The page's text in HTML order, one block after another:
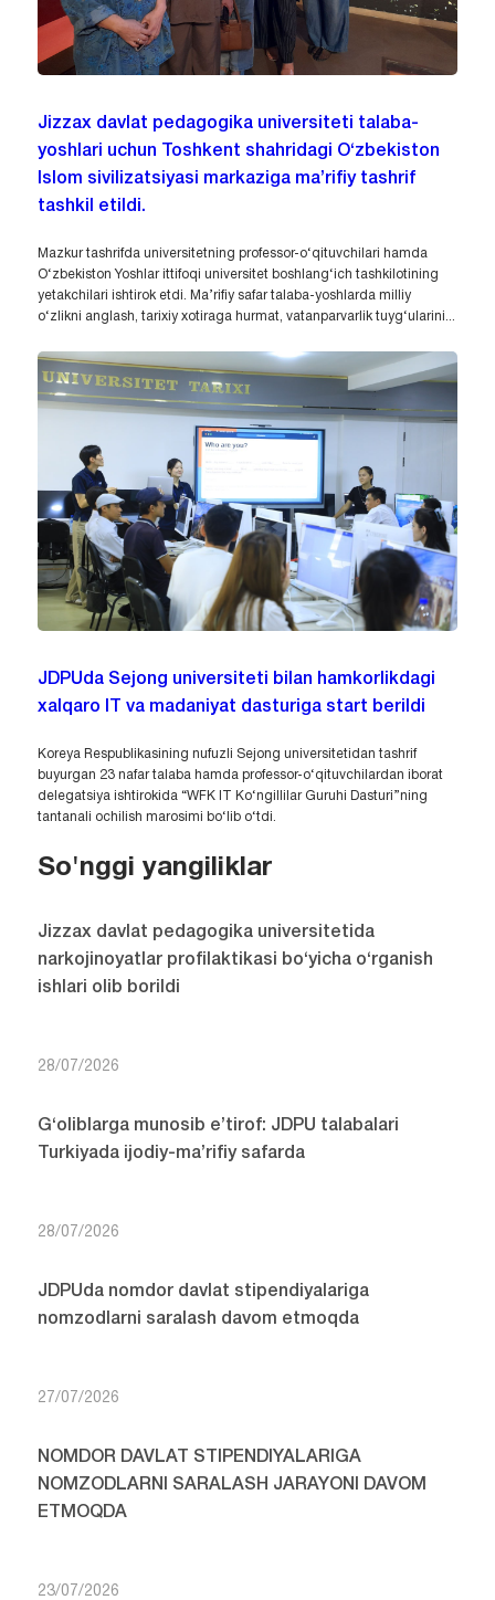
Jizzax davlat pedagogika universiteti talaba-
yoshlari uchun Toshkent shahridagi O‘zbekiston
Islom sivilizatsiyasi markaziga ma’rifiy tashrif
tashkil etildi.
Mazkur tashrifda universitetning professor-o‘qituvchilari hamda
O‘zbekiston Yoshlar ittifoqi universitet boshlang‘ich tashkilotining
yetakchilari ishtirok etdi. Ma’rifiy safar talaba-yoshlarda milliy
o‘zlikni anglash, tarixiy xotiraga hurmat, vatanparvarlik tuyg‘ularini...
JDPUda Sejong universiteti bilan hamkorlikdagi
xalqaro IT va madaniyat dasturiga start berildi
Koreya Respublikasining nufuzli Sejong universitetidan tashrif
buyurgan 23 nafar talaba hamda professor-o‘qituvchilardan iborat
delegatsiya ishtirokida “WFK IT Ko‘ngillilar Guruhi Dasturi”ning
tantanali ochilish marosimi bo‘lib o‘tdi.
So'nggi yangiliklar
Jizzax davlat pedagogika universitetida
narkojinoyatlar profilaktikasi bo‘yicha o‘rganish
ishlari olib borildi
28/07/2026
G‘oliblarga munosib e’tirof: JDPU talabalari
Turkiyada ijodiy-ma’rifiy safarda
28/07/2026
JDPUda nomdor davlat stipendiyalariga
nomzodlarni saralash davom etmoqda
27/07/2026
NOMDOR DAVLAT STIPENDIYALARIGA
NOMZODLARNI SARALASH JARAYONI DAVOM
ETMOQDA
23/07/2026